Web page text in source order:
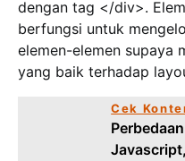
dengan tag </div>.
berfungsi untuk
elemen-elemen supaya
yang baik terhadap
Cek